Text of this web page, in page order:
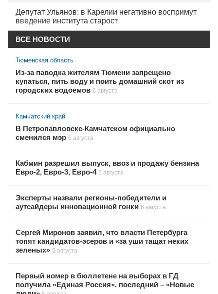
Депутат Ульянов: в Карелии негативно воспримут
введение института старост
ВСЕ НОВОСТИ
Тюменская область
Из-за паводка жителям Тюмени запрещено
купаться, пить воду и поить домашний скот из
городских водоемов 6 августа
Камчатский край
В Петропавловске-Камчатском официально
сменился мэр 6 августа
Кабмин разрешил выпуск, ввоз и продажу бензина
Евро-2, Евро-3, Евро-4 6 августа
Эксперты назвали регионы-победители и
аутсайдеры инновационной гонки 6 августа
Сергей Миронов заявил, что власти Петербурга
топят кандидатов-эсеров и «за уши тащат неких
зеленых» 5 августа
Первый номер в бюллетене на выборах в ГД
получила «Единая Россия», последний – «Новые